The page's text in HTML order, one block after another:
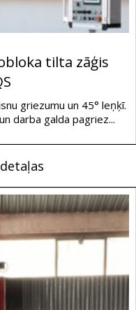
tilta zāģis
griezumu un 45° leņķī.
darba galda pagriez...